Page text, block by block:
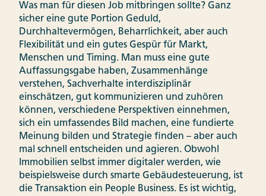
Was man für diesen Job mitbringen sollte? Ganz
sicher eine gute Portion Geduld,
Durchhaltevermögen, Beharrlichkeit, aber auch
Flexibilität und ein gutes Gespür für Markt,
Menschen und Timing. Man muss eine gute
Auffassungsgabe haben, Zusammenhänge
verstehen, Sachverhalte interdisziplinär
einschätzen, gut kommunizieren und zuhören
können, verschiedene Perspektiven einnehmen,
sich ein umfassendes Bild machen, eine fundierte
Meinung bilden und Strategie finden – aber auch
mal schnell entscheiden und agieren. Obwohl
Immobilien selbst immer digitaler werden, wie
beispielsweise durch smarte Gebäudesteuerung, ist
die Transaktion ein People Business. Es ist wichtig,